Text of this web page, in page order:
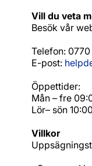
Vill du veta
Besök vår
Telefon: 0770
E-post:
Öppettider:
Mån – fre
Lör– sön
Villkor